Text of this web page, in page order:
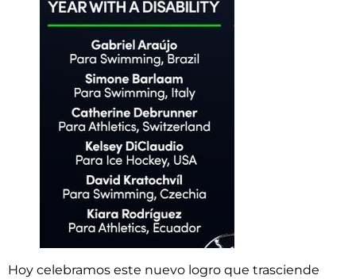
Hoy celebramos este nuevo logro que trasciende